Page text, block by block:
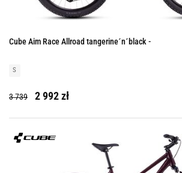
Cube Aim Race Allroad tangerine´n´black -
S
3 739 2 992 zł